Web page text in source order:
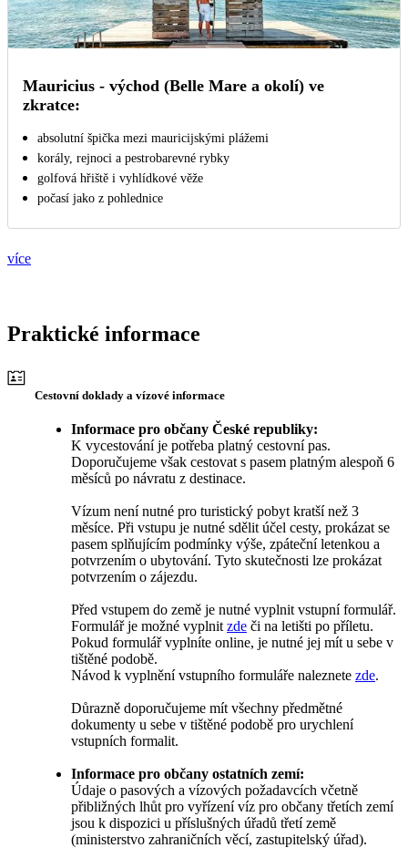
Mauricius - východ (Belle Mare a okolí) ve
zkratce:
absolutní špička mezi mauricijskými plážemi
korály, rejnoci a pestrobarevné rybky
golfová hřiště i vyhlídkové věže
počasí jako z pohlednice
více
Praktické informace
Cestovní doklady a vízové informace
Informace pro občany České republiky:
K vycestování je potřeba platný cestovní pas.
Doporučujeme však cestovat s pasem platným alespoň 6
měsíců po návratu z destinace.
Vízum není nutné pro turistický pobyt kratší než 3
měsíce. Při vstupu je nutné sdělit účel cesty, prokázat se
pasem splňujícím podmínky výše, zpáteční letenkou a
potvrzením o ubytování. Tyto skutečnosti lze prokázat
potvrzením o zájezdu.
Před vstupem do země je nutné vyplnit vstupní formulář.
Formulář je možné vyplnit zde či na letišti po příletu.
Pokud formulář vyplníte online, je nutné jej mít u sebe v
tištěné podobě.
Návod k vyplnění vstupního formuláře naleznete zde.
Důrazně doporučujeme mít všechny předmětné
dokumenty u sebe v tištěné podobě pro urychlení
vstupních formalit.
Informace pro občany ostatních zemí:
Údaje o pasových a vízových požadavcích včetně
přibližných lhůt pro vyřízení víz pro občany třetích zemí
jsou k dispozici u příslušných úřadů třetí země
(ministerstvo zahraničních věcí, zastupitelský úřad).